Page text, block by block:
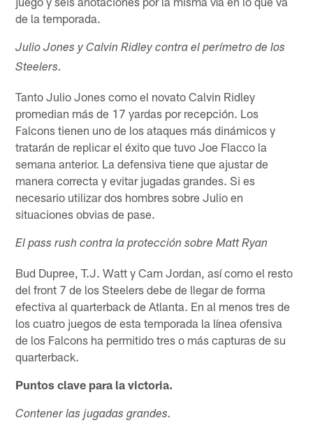
de la temporada.
Julio Jones y Calvin Ridley contra el perímetro de los
Steelers.
Tanto Julio Jones como el novato Calvin Ridley
promedian más de 17 yardas por recepción. Los
Falcons tienen uno de los ataques más dinámicos y
tratarán de replicar el éxito que tuvo Joe Flacco la
semana anterior. La defensiva tiene que ajustar de
manera correcta y evitar jugadas grandes. Si es
necesario utilizar dos hombres sobre Julio en
situaciones obvias de pase.
El pass rush contra la protección sobre Matt Ryan
Bud Dupree, T.J. Watt y Cam Jordan, así como el resto
del front 7 de los Steelers debe de llegar de forma
efectiva al quarterback de Atlanta. En al menos tres de
los cuatro juegos de esta temporada la línea ofensiva
de los Falcons ha permitido tres o más capturas de su
quarterback.
Puntos clave para la victoria.
Contener las jugadas grandes.